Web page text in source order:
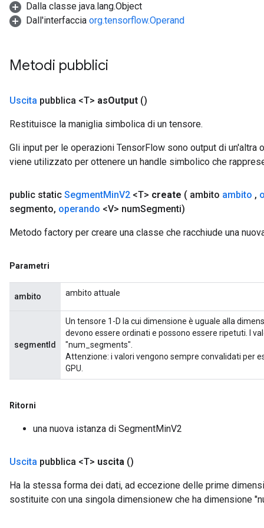
Dalla classe java.lang.Object
Dall'interfaccia org.tensorflow.Operand
Metodi pubblici
Uscita pubblica <T> asOutput ()
Restituisce la maniglia simbolica di un tensore.
Gli input per le operazioni TensorFlow sono output di un'altra
viene utilizzato per ottenere un handle simbolico che
public static SegmentMinV2 <T> create ( ambito ambito ,
segmento, operando <V> numSegmenti)
Metodo factory per creare una classe che racchiude una
Parametri
ambito ambito attuale
segmentId
Un tensore 1-D la cui dimensione è uguale alla
devono essere ordinati e possono essere ripetuti. I
"num_segments".
Attenzione: i valori vengono sempre convalidati per
GPU.
Ritorni
una nuova istanza di SegmentMinV2
Uscita pubblica <T> uscita ()
Ha la stessa forma dei dati, ad eccezione delle prime
sostituite con una singola dimensionew che ha dimensione